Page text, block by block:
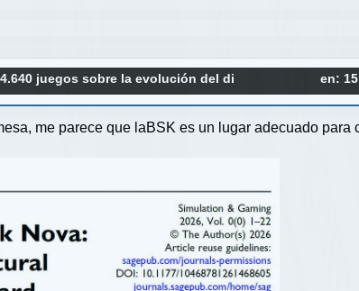
en:
juegos sobre la evolución del di
me parece que laBSK es un lugar adecuado para